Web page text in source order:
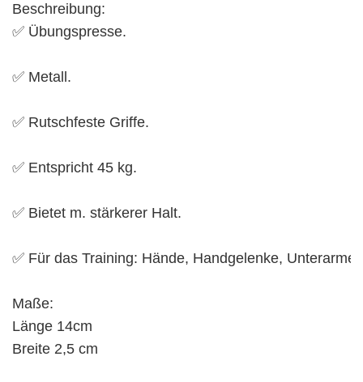
Beschreibung:
✅ Übungspresse.
✅ Metall.
✅ Rutschfeste Griffe.
✅ Entspricht 45 kg.
✅ Bietet m. stärkerer Halt.
✅ Für das Training: Hände, Handgelenke, Unterarme
Maße:
Länge 14cm
Breite 2,5 cm